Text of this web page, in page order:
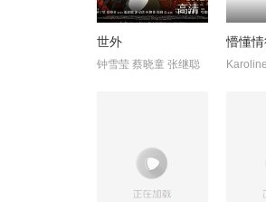
高清
世外
钟雪莹 蔡晓童 张继聪
懵懂情